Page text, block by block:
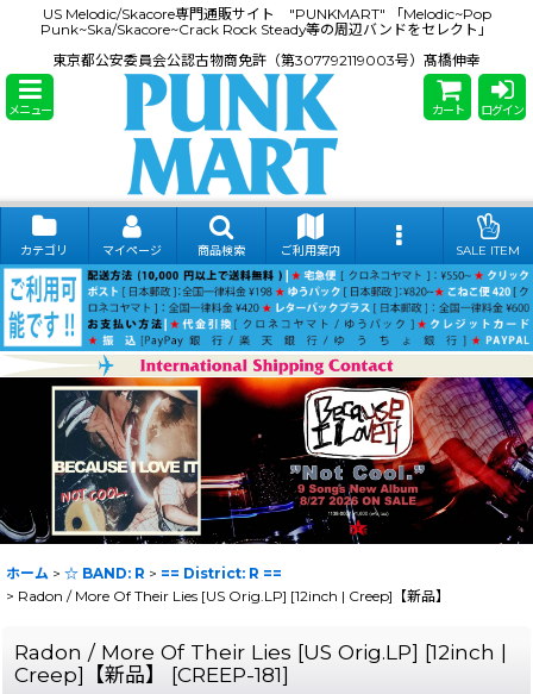
US Melodic/Skacore専門通販サイト "PUNKMART" 「Melodic~Pop
Punk~Ska/Skacore~Crack Rock Steady等の周辺バンドをセレクト」
東京都公安委員会公認古物商免許（第307792119003号）髙橋伸幸
メニュー カート ログイン
カテゴリ マイページ 商品検索 ご利用案内 SALE ITEM
ホーム > ☆ BAND: R > == District: R ==
> Radon / More Of Their Lies [US Orig.LP] [12inch | Creep]【新品】
Radon / More Of Their Lies [US Orig.LP] [12inch |
Creep]【新品】
[CREEP-181]